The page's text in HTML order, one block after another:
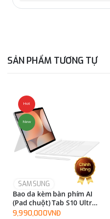
SẢN PHẨM TƯƠNG TỰ
Hot
New
SAMSUNG
Bao da kèm bàn phím AI
(Pad chuột) Tab S10 Ultra
EF-DX925UBEGWW
9,990,000VNĐ